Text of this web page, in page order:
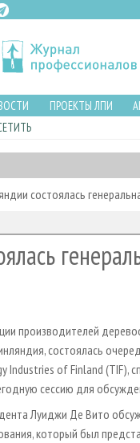
ПРОЕКТЫ ЛПИ
состоялась
производителей
состоялась
Industries of Finland (TIF),
сессию для
Луиджи Де Вито
который был